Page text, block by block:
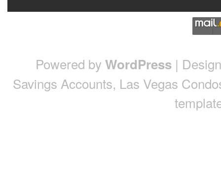
Powered by WordPress |
Savings Accounts, Las Vegas